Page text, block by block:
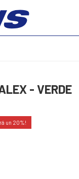
- VERDE
20